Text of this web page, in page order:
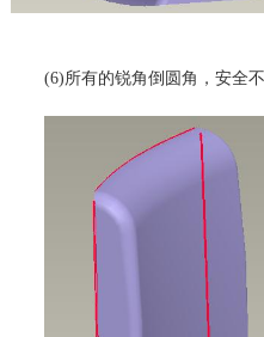
(6)所有的锐角倒圆角，安全